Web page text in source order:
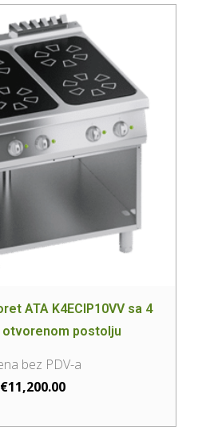
ATA K4ECIP10VV sa 4
otvorenom postolju
€11,200.00